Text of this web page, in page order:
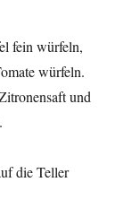
fein würfeln,
würfeln.
und
die Teller